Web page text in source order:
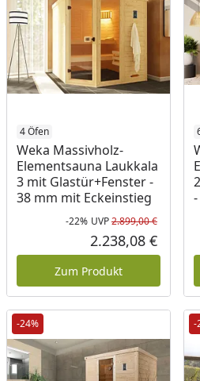
4 Öfen
Weka Massivholz-
Elementsauna Laukkala
3 mit Glastür+Fenster -
38 mm mit Eckeinstieg
Rabatt
-22% UVP2.899,00 €
2.238,08 €
Zum Produkt
-24% -